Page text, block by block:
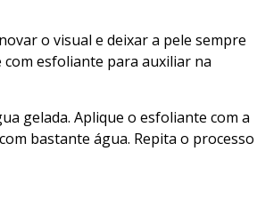
o visual e deixar a pele sempre
esfoliante para auxiliar na
gelada. Aplique o esfoliante com a
bastante água. Repita o processo